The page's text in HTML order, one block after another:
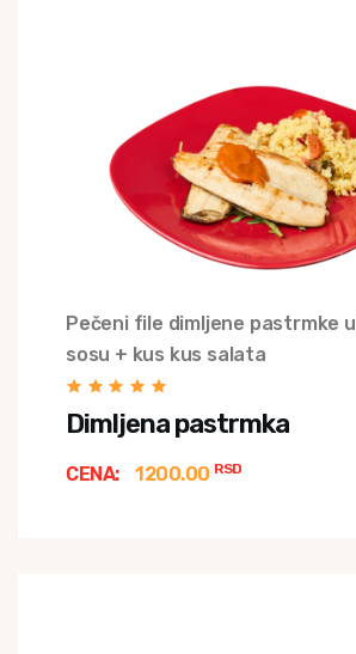
Pečeni file dimljene pastrmke
sosu + kus kus salata
Dimljena pastrmka
CENA: 1200.00 RSD